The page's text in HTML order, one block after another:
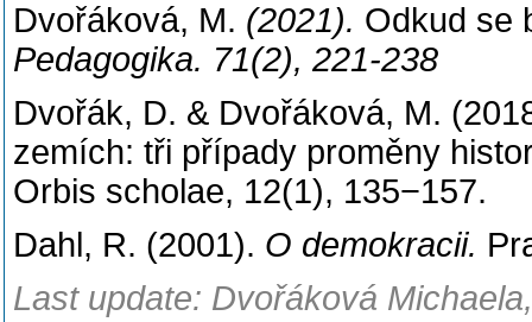
Dvořáková, M. (2021). Odkud se
Pedagogika. 71(2), 221-238
Dvořák, D. & Dvořáková, M.
zemích: tři případy proměny
Orbis scholae, 12(1), 135−157.
Dahl, R. (2001). O demokracii.
Last update: Dvořáková